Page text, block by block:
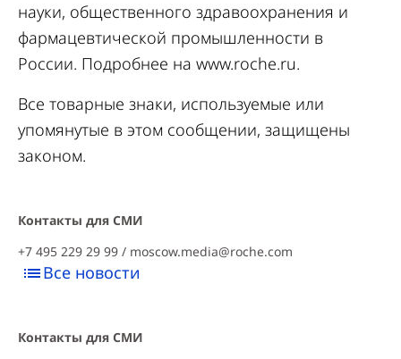
науки, общественного здравоохранения и
фармацевтической промышленности в
России. Подробнее на www.roche.ru.
Все товарные знаки, используемые или
упомянутые в этом сообщении, защищены
законом.
Контакты для СМИ
+7 495 229 29 99 / moscow.media@roche.com
Все новости
Контакты для СМИ